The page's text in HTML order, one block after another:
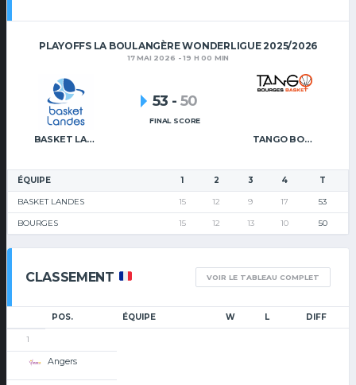
PLAYOFFS LA BOULANGÈRE WONDERLIGUE 2025/2026
17 MAI 2026 - 19 H 00 MIN
BASKET LANDES TANGO BOURGES BASKET
53 - 50
FINAL SCORE
ÉQUIPE 1 2 3 4 T
BASKET LANDES 15 12 9 17 53
BOURGES 15 12 13 10 50
CLASSEMENT VOIR LE TABLEAU COMPLET
POS. ÉQUIPE W L DIFF
1
Angers